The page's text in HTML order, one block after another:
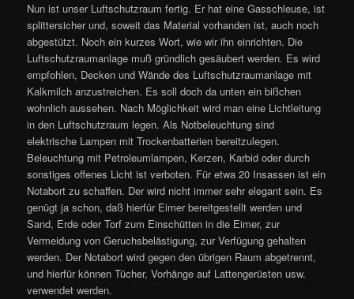
Nun ist unser Luftschutzraum fertig. Er hat eine Gasschleuse, ist
splittersicher und, soweit das Material vorhanden ist, auch noch
abgestützt. Noch ein kurzes Wort, wie wir ihn einrichten. Die
Luftschutzraumanlage muß gründlich gesäubert werden. Es wird
empfohlen, Decken und Wände des Luftschutzraumanlage mit
Kalkmilch anzustreichen. Es soll doch da unten ein bißchen
wohnlich aussehen. Nach Möglichkeit wird man eine Lichtleitung
in den Luftschutzraum legen. Als Notbeleuchtung sind
elektrische Lampen mit Trockenbatterien bereitzulegen.
Beleuchtung mit Petroleumlampen, Kerzen, Karbid oder durch
sonstiges offenes Licht ist verboten. Für etwa 20 Insassen ist ein
Notabort zu schaffen. Der wird nicht immer sehr elegant sein. Es
genügt ja schon, daß hierfür Eimer bereitgestellt werden und
Sand, Erde oder Torf zum Einschütten in die Eimer, zur
Vermeidung von Geruchsbelästigung, zur Verfügung gehalten
werden. Der Notabort wird gegen den übrigen Raum abgetrennt,
und hierfür können Tücher, Vorhänge auf Lattengerüsten usw.
verwendet werden.